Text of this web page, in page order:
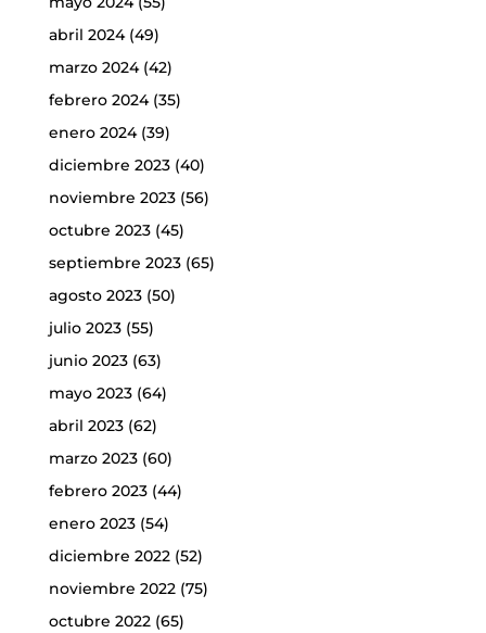
abril 2024(49)
marzo 2024(42)
febrero 2024(35)
enero 2024(39)
diciembre 2023(40)
noviembre 2023(56)
octubre 2023(45)
septiembre 2023(65)
agosto 2023(50)
julio 2023(55)
junio 2023(63)
mayo 2023(64)
abril 2023(62)
marzo 2023(60)
febrero 2023(44)
enero 2023(54)
diciembre 2022(52)
noviembre 2022(75)
octubre 2022(65)